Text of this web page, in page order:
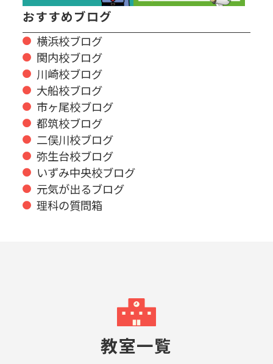
おすすめブログ
横浜校ブログ
関内校ブログ
川崎校ブログ
大船校ブログ
市ヶ尾校ブログ
都筑校ブログ
二俣川校ブログ
弥生台校ブログ
いずみ中央校ブログ
元気が出るブログ
理科の質問箱
教室一覧